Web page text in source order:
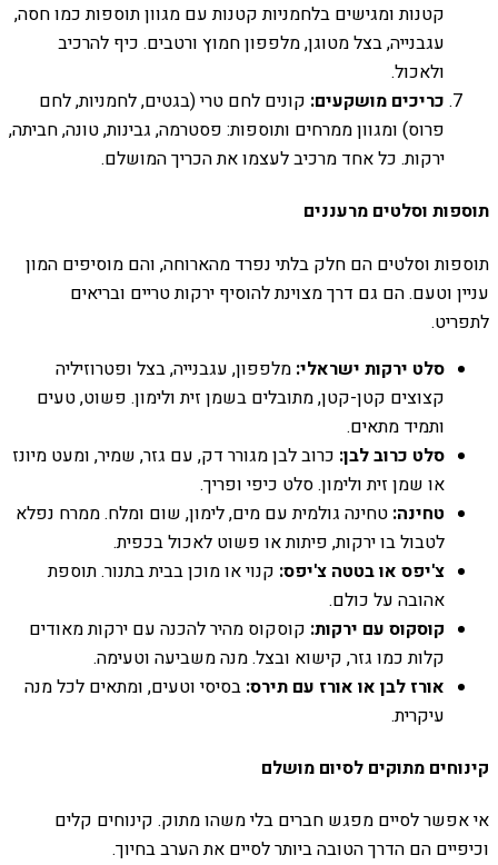
קטנות ומגישים בלחמניות קטנות עם מגוון תוספות כמו חסה,
עגבנייה, בצל מטוגן, מלפפון חמוץ ורטבים. כיף להרכיב
ולאכול.
כריכים מושקעים: קונים לחם טרי (בגטים, לחמניות, לחם
פרוס) ומגוון ממרחים ותוספות: פסטרמה, גבינות, טונה, חביתה,
ירקות. כל אחד מרכיב לעצמו את הכריך המושלם.
תוספות וסלטים מרעננים
תוספות וסלטים הם חלק בלתי נפרד מהארוחה, והם מוסיפים המון
עניין וטעם. הם גם דרך מצוינת להוסיף ירקות טריים ובריאים
לתפריט.
סלט ירקות ישראלי: מלפפון, עגבנייה, בצל ופטרוזיליה
קצוצים קטן-קטן, מתובלים בשמן זית ולימון. פשוט, טעים
ותמיד מתאים.
סלט כרוב לבן: כרוב לבן מגורר דק, עם גזר, שמיר, ומעט מיונז
או שמן זית ולימון. סלט כיפי ופריך.
טחינה: טחינה גולמית עם מים, לימון, שום ומלח. ממרח נפלא
לטבול בו ירקות, פיתות או פשוט לאכול בכפית.
צ'יפס או בטטה צ'יפס: קנוי או מוכן בבית בתנור. תוספת
אהובה על כולם.
קוסקוס עם ירקות: קוסקוס מהיר להכנה עם ירקות מאודים
קלות כמו גזר, קישוא ובצל. מנה משביעה וטעימה.
אורז לבן או אורז עם תירס: בסיסי וטעים, ומתאים לכל מנה
עיקרית.
קינוחים מתוקים לסיום מושלם
אי אפשר לסיים מפגש חברים בלי משהו מתוק. קינוחים קלים
וכיפיים הם הדרך הטובה ביותר לסיים את הערב בחיוך.